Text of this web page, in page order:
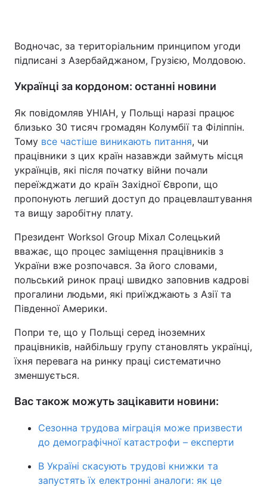
Водночас, за територіальним принципом угоди
підписані з Азербайджаном, Грузією, Молдовою.
Українці за кордоном: останні новини
Як повідомляв УНІАН, у Польщі наразі працює
близько 30 тисяч громадян Колумбії та Філіппін.
Тому все частіше виникають питання, чи
працівники з цих країн назавжди займуть місця
українців, які після початку війни почали
переїжджати до країн Західної Європи, що
пропонують легший доступ до працевлаштування
та вищу заробітну плату.
Президент Worksol Group Міхал Солецький
вважає, що процес заміщення працівників з
України вже розпочався. За його словами,
польський ринок праці швидко заповнив кадрові
прогалини людьми, які приїжджають з Азії та
Південної Америки.
Попри те, що у Польщі серед іноземних
працівників, найбільшу групу становлять українці,
їхня перевага на ринку праці систематично
зменшується.
Вас також можуть зацікавити новини:
Сезонна трудова міграція може призвести
до демографічної катастрофи – експерти
В Україні скасують трудові книжки та
запустять їх електронні аналоги: як це